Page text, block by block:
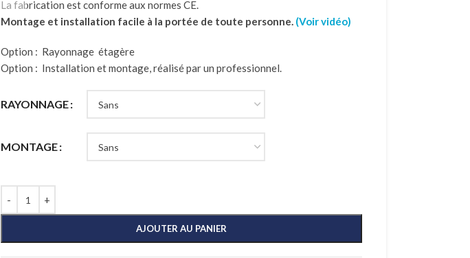
La fabrication est conforme aux normes CE.
Montage et installation facile à la portée de toute personne. (Voir vidéo)
Option : Rayonnage étagère
Option : Installation et montage, réalisé par un professionnel.
RAYONNAGE
MONTAGE
AJOUTER AU PANIER